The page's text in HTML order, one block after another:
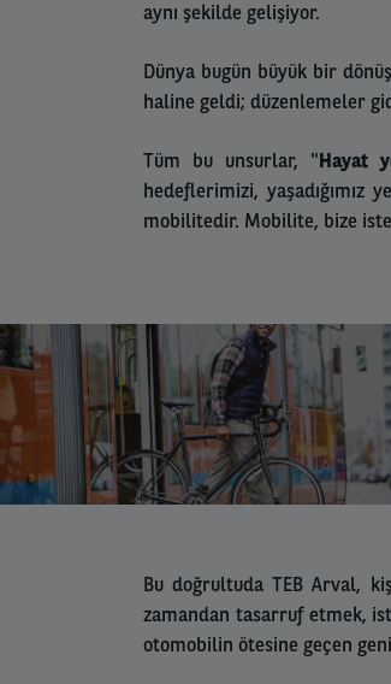
aynı şekilde gelişiyor.
Dünya bugün büyük bir
haline geldi; düzenlemeler
Tüm bu unsurlar, " Hayat
hedeflerimizi, yaşadığımız
mobilitedir. Mobilite, bize
Bu doğrultuda TEB Arval,
zamandan tasarruf etmek,
otomobilin ötesine geçen